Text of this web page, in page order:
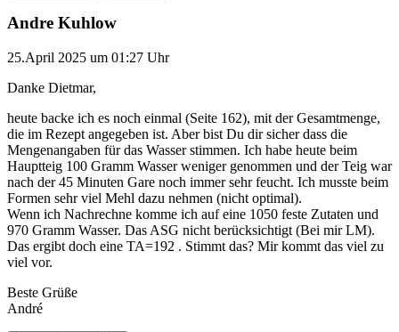
Andre Kuhlow
25.April 2025 um 01:27 Uhr
Danke Dietmar,
heute backe ich es noch einmal (Seite 162), mit der Gesamtmenge,
die im Rezept angegeben ist. Aber bist Du dir sicher dass die
Mengenangaben für das Wasser stimmen. Ich habe heute beim
Hauptteig 100 Gramm Wasser weniger genommen und der Teig war
nach der 45 Minuten Gare noch immer sehr feucht. Ich musste beim
Formen sehr viel Mehl dazu nehmen (nicht optimal).
Wenn ich Nachrechne komme ich auf eine 1050 feste Zutaten und
970 Gramm Wasser. Das ASG nicht berücksichtigt (Bei mir LM).
Das ergibt doch eine TA=192 . Stimmt das? Mir kommt das viel zu
viel vor.
Beste Grüße
André